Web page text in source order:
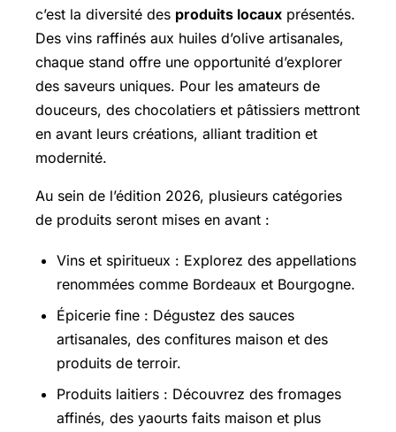
c’est la diversité des produits locaux présentés.
Des vins raffinés aux huiles d’olive artisanales,
chaque stand offre une opportunité d’explorer
des saveurs uniques. Pour les amateurs de
douceurs, des chocolatiers et pâtissiers mettront
en avant leurs créations, alliant tradition et
modernité.
Au sein de l’édition 2026, plusieurs catégories
de produits seront mises en avant :
Vins et spiritueux : Explorez des appellations
renommées comme Bordeaux et Bourgogne.
Épicerie fine : Dégustez des sauces
artisanales, des confitures maison et des
produits de terroir.
Produits laitiers : Découvrez des fromages
affinés, des yaourts faits maison et plus